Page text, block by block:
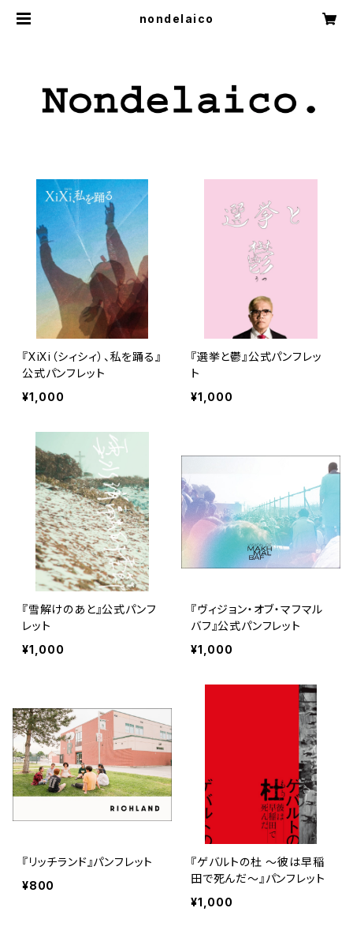
nondelaico
『XiXi（シィシィ）、私を踊る』
公式パンフレット
¥1,000
『選挙と鬱』公式パンフレッ
ト
¥1,000
『雪解けのあと』公式パンフ
レット
¥1,000
『ヴィジョン・オブ・マフマル
バフ』公式パンフレット
¥1,000
『リッチランド』パンフレット
¥800
『ゲバルトの杜 ～彼は早稲
田で死んだ～』パンフレット
¥1,000